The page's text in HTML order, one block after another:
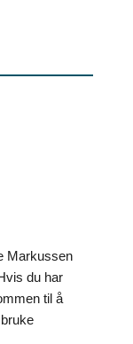
Markussen
du har
til å